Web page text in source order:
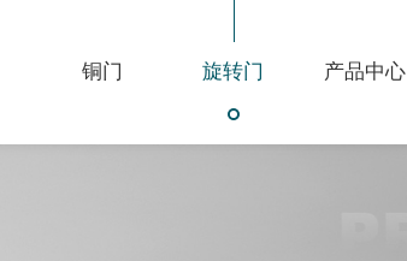
铜门 旋转门 产品中心